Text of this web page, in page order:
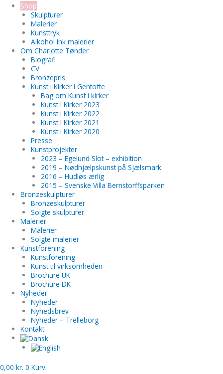
Shop
Skulpturer
Malerier
Kunsttryk
Alkohol Ink malerier
Om Charlotte Tønder
Biografi
CV
Bronzepris
Kunst i Kirker i Gentofte
Bag om Kunst i kirker
Kunst i Kirker 2023
Kunst i Kirker 2022
Kunst I Kirker 2021
Kunst i Kirker 2020
Presse
Kunstprojekter
2023 – Egelund Slot – exhibition
2019 – Nødhjælpskunst på Sjælsmark
2016 – Hudløs ærlig
2015 – Svenske Villa Bernstorffsparken
Bronzeskulpturer
Bronzeskulpturer
Solgte skulpturer
Malerier
Malerier
Solgte malerier
Kunstforening
Kunstforening
Kunst til virksomheden
Brochure UK
Brochure DK
Nyheder
Nyheder
Nyhedsbrev
Nyheder – Trelleborg
Kontakt
0,00 kr. 0 Kurv